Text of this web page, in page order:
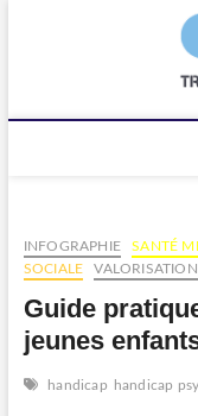
INFOGRAPHIE SANTÉ
SOCIALE
Guide
jeunes
handicap handicap